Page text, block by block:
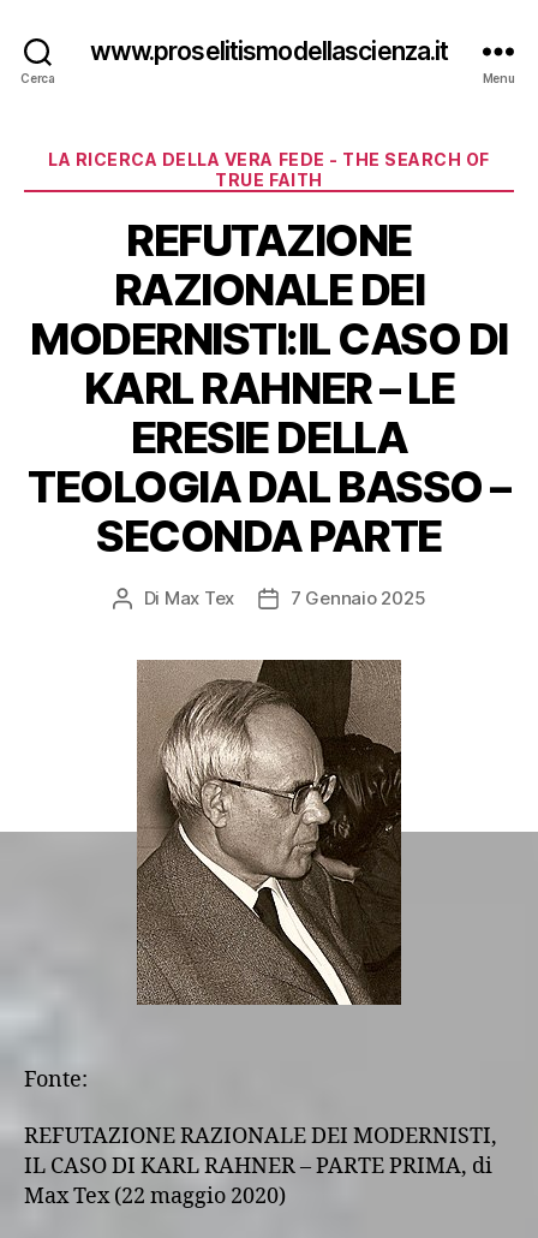
Cerca
www.proselitismodellascienza.it
Menu
Categorie
LA RICERCA DELLA VERA FEDE - THE SEARCH OF
TRUE FAITH
REFUTAZIONE
RAZIONALE DEI
MODERNISTI:IL CASO DI
KARL RAHNER – LE
ERESIE DELLA
TEOLOGIA DAL BASSO –
SECONDA PARTE
Autore
Di Max Tex
Data7 Gennaio 2025
Fonte:
REFUTAZIONE RAZIONALE DEI MODERNISTI,
IL CASO DI KARL RAHNER – PARTE PRIMA, di
Max Tex (22 maggio 2020)